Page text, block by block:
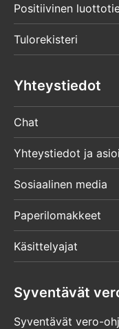
Positiivinen
Tulorekisteri
Yhteystiedot
Chat
Yhteystiedot ja
Sosiaalinen media
Paperilomakkeet
Käsittelyajat
Syventävät
Syventävät vero-